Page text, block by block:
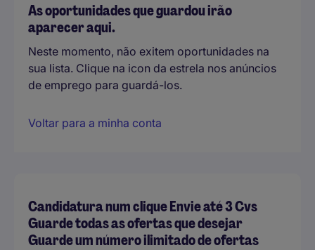
As oportunidades que guardou irão
aparecer aqui.
Neste momento, não exitem oportunidades na
sua lista. Clique na icon da estrela nos anúncios
de emprego para guardá-los.
Voltar para a minha conta
Candidatura num clique Envie até 3 Cvs
Guarde todas as ofertas que desejar
Guarde um número ilimitado de ofertas